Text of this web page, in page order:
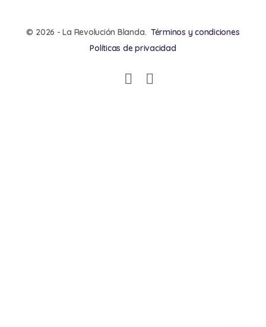
© 2026 - La Revolución Blanda. Términos y condiciones
Políticas de privacidad